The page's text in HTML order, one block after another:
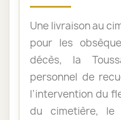
Une livraison au
pour les
décès, la
personnel de
l’intervention du
du cimetière, le